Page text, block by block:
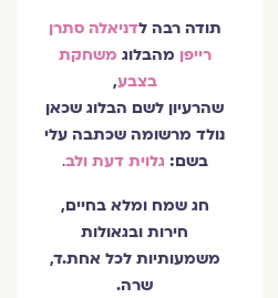
תודה רבה ל דניאלה סתרן
רייפןמהבלוגמשחקת
בצבע,
שהרעיון לשם הבלוג שכאן
נולד מרשומה שכתבה עלי
בשם:גלוית דעת ולב.
חג שמח ומלא בחיים,
חירות ובגאולות
משמעותיות לכל אחת.ד,
שרה.